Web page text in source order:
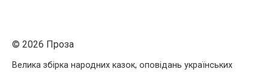
© 2026 Проза
Велика збірка народних казок, оповідань українських